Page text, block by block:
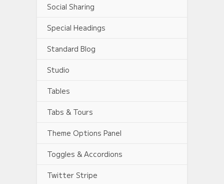
Social Sharing
Special Headings
Standard Blog
Studio
Tables
Tabs & Tours
Theme Options Panel
Toggles & Accordions
Twitter Stripe